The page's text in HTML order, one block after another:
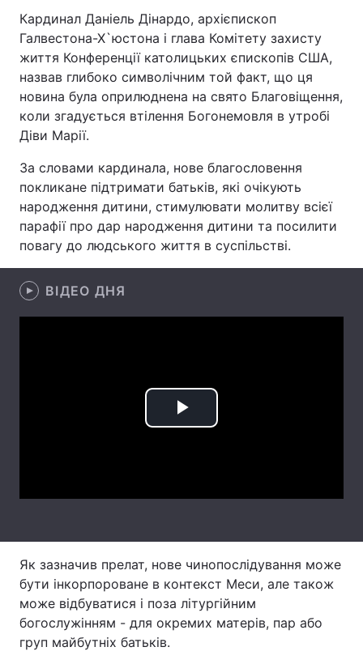
Головна Війна
Україна Політика
Економіка
Спорт Наука
Техно і зв'язок
Зброя Інциденти
Здоров'я
Послуги
Кардинал Даніель Дінардо, архієпископ
Галвестона-Х`юстона і глава Комітету захисту
життя Конференції католицьких єпископів США,
назвав глибоко символічним той факт, що ця
новина була оприлюднена на свято Благовіщення,
коли згадується втілення Богонемовля в утробі
Діви Марії.
За словами кардинала, нове благословення
покликане підтримати батьків, які очікують
народження дитини, стимулювати молитву всієї
парафії про дар народження дитини та посилити
повагу до людського життя в суспільстві.
ВІДЕО ДНЯ
Play
Як зазначив прелат, нове чинопослідування може
бути інкорпороване в контекст Меси, але також
може відбуватися і поза літургійним
богослужінням - для окремих матерів, пар або
груп майбутніх батьків.